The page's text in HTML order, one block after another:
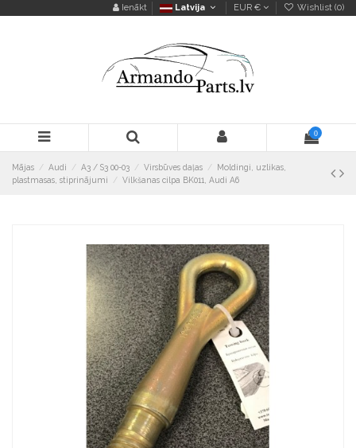
Ienākt Latvija EUR € Wishlist (0)
0
Mājas Audi A3 / S3 00-03 Virsbūves daļas
Moldingi, uzlikas,
plastmasas, stiprinājumi
Vilkšanas cilpa BK011, Audi A6